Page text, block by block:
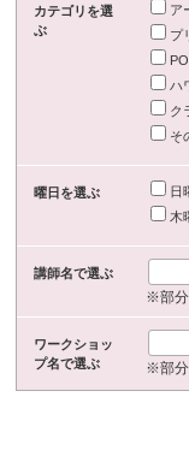
カテゴリを選
ぶ
ア
プ
ハ
ク
そ
曜日を選ぶ 日
木
講師名で選ぶ
※部
ワークショッ
プ名で選ぶ
※部